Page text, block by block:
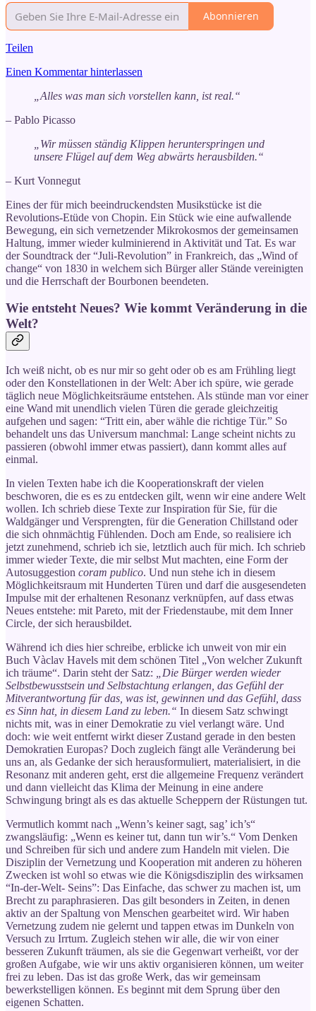
Abonnieren
Teilen
Einen Kommentar hinterlassen
„Alles was man sich vorstellen kann, ist real.“
– Pablo Picasso
„Wir müssen ständig Klippen herunterspringen und
unsere Flügel auf dem Weg abwärts herausbilden.“
– Kurt Vonnegut
Eines der für mich beeindruckendsten Musikstücke ist die
Revolutions-Etüde von Chopin. Ein Stück wie eine aufwallende
Bewegung, ein sich vernetzender Mikrokosmos der gemeinsamen
Haltung, immer wieder kulminierend in Aktivität und Tat. Es war
der Soundtrack der “Juli-Revolution” in Frankreich, das „Wind of
change“ von 1830 in welchem sich Bürger aller Stände vereinigten
und die Herrschaft der Bourbonen beendeten.
Wie entsteht Neues? Wie kommt Veränderung in die
Welt?
Ich weiß nicht, ob es nur mir so geht oder ob es am Frühling liegt
oder den Konstellationen in der Welt: Aber ich spüre, wie gerade
täglich neue Möglichkeitsräume entstehen. Als stünde man vor einer
eine Wand mit unendlich vielen Türen die gerade gleichzeitig
aufgehen und sagen: “Tritt ein, aber wähle die richtige Tür.” So
behandelt uns das Universum manchmal: Lange scheint nichts zu
passieren (obwohl immer etwas passiert), dann kommt alles auf
einmal.
In vielen Texten habe ich die Kooperationskraft der vielen
beschworen, die es es zu entdecken gilt, wenn wir eine andere Welt
wollen. Ich schrieb diese Texte zur Inspiration für Sie, für die
Waldgänger und Versprengten, für die Generation Chillstand oder
die sich ohnmächtig Fühlenden. Doch am Ende, so realisiere ich
jetzt zunehmend, schrieb ich sie, letztlich auch für mich. Ich schrieb
immer wieder Texte, die mir selbst Mut machten, eine Form der
Autosuggestion coram publico. Und nun stehe ich in diesem
Möglichkeitsraum mit Hunderten Türen und darf die ausgesendeten
Impulse mit der erhaltenen Resonanz verknüpfen, auf dass etwas
Neues entstehe: mit Pareto, mit der Friedenstaube, mit dem Inner
Circle, der sich herausbildet.
Während ich dies hier schreibe, erblicke ich unweit von mir ein
Buch Vàclav Havels mit dem schönen Titel „Von welcher Zukunft
ich träume“. Darin steht der Satz:
„Die Bürger werden wieder
Selbstbewusstsein und Selbstachtung erlangen, das Gefühl der
Mitverantwortung für das, was ist, gewinnen und das Gefühl, dass
es Sinn hat, in diesem Land zu leben.“ In diesem Satz schwingt
nichts mit, was in einer Demokratie zu viel verlangt wäre. Und
doch: wie weit entfernt wirkt dieser Zustand gerade in den besten
Demokratien Europas? Doch zugleich fängt alle Veränderung bei
uns an, als Gedanke der sich herausformuliert, materialisiert, in die
Resonanz mit anderen geht, erst die allgemeine Frequenz verändert
und dann vielleicht das Klima der Meinung in eine andere
Schwingung bringt als es das aktuelle Scheppern der Rüstungen tut.
Vermutlich kommt nach „Wenn’s keiner sagt, sag’ ich’s“
zwangsläufig: „Wenn es keiner tut, dann tun wir’s.“ Vom Denken
und Schreiben für sich und andere zum Handeln mit vielen. Die
Disziplin der Vernetzung und Kooperation mit anderen zu höheren
Zwecken ist wohl so etwas wie die Königsdisziplin des wirksamen
“In-der-Welt- Seins”: Das Einfache, das schwer zu machen ist, um
Brecht zu paraphrasieren. Das gilt besonders in Zeiten, in denen
aktiv an der Spaltung von Menschen gearbeitet wird. Wir haben
Vernetzung zudem nie gelernt und tappen etwas im Dunkeln von
Versuch zu Irrtum. Zugleich stehen wir alle, die wir von einer
besseren Zukunft träumen, als sie die Gegenwart verheißt, vor der
großen Aufgabe, wie wir uns aktiv organisieren können, um weiter
frei zu leben. Das ist das große Werk, das wir gemeinsam
bewerkstelligen können. Es beginnt mit dem Sprung über den
eigenen Schatten.